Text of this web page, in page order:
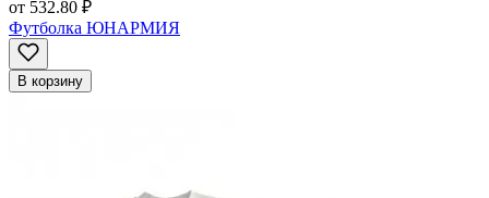
от 532.80 ₽
Футболка ЮНАРМИЯ
В корзину